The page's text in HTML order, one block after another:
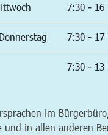
7:30 - 16
7:30 - 17
7:30 - 13
im
und in allen anderen